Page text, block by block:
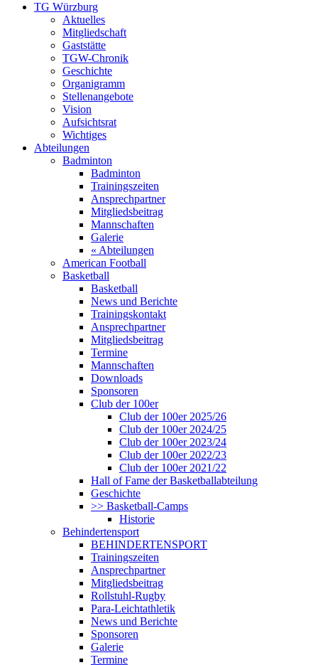
TG Würzburg
Aktuelles
Mitgliedschaft
Gaststätte
TGW-Chronik
Geschichte
Organigramm
Stellenangebote
Vision
Aufsichtsrat
Wichtiges
Abteilungen
Badminton
Badminton
Trainingszeiten
Ansprechpartner
Mitgliedsbeitrag
Mannschaften
Galerie
« Abteilungen
American Football
Basketball
Basketball
News und Berichte
Trainingskontakt
Ansprechpartner
Mitgliedsbeitrag
Termine
Mannschaften
Downloads
Sponsoren
Club der 100er
Club der 100er 2025/26
Club der 100er 2024/25
Club der 100er 2023/24
Club der 100er 2022/23
Club der 100er 2021/22
Hall of Fame der Basketballabteilung
Geschichte
>> Basketball-Camps
Historie
Behindertensport
BEHINDERTENSPORT
Trainingszeiten
Ansprechpartner
Mitgliedsbeitrag
Rollstuhl-Rugby
Para-Leichtathletik
News und Berichte
Sponsoren
Galerie
Termine